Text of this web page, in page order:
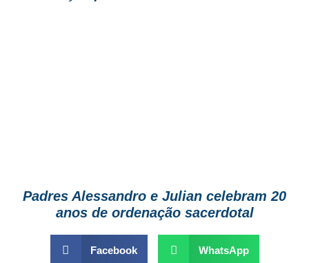
Padres Alessandro e Julian celebram 20
anos de ordenação sacerdotal
Facebook WhatsApp